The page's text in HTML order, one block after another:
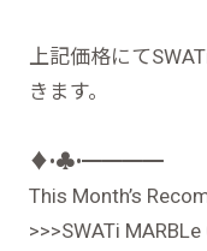
上記価格にて
きます。
♦︎•♣︎•━━━━
This Month’s
>>>SWATi MARBLe